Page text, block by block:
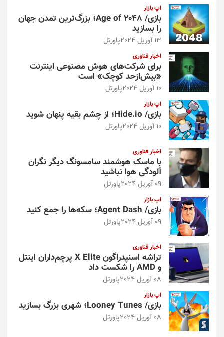
اپ بازار
بازی/ Age of 2048؛ بزرگ‌ترین تمدن جهان
را بسازید
13 آوریل 2024 پاورتل
اخبار فناوری
برای شرکت‌های هوش مصنوعی اینترنت
«بیش‌از‌حد کوچک» است
10 آوریل 2024 پاورتل
اپ بازار
بازی/ Hide.io؛ از چشم بقیه پنهان شوید
10 آوریل 2024 پاورتل
اخبار فناوری
با ماسک هوشمند سامسونگ دیگر نگران
آلودگی هوا نباشید
09 آوریل 2024 پاورتل
اپ بازار
بازی/ Agent Dash؛ سکه‌ها را جمع کنید
09 آوریل 2024 پاورتل
اخبار فناوری
تراشه اسنپدراگون X Elite پرچم‌داران اینتل
و AMD را شکست داد
08 آوریل 2024 پاورتل
اپ بازار
بازی/ Looney Tunes؛ شهری بزرگ بسازید
08 آوریل 2024 پاورتل